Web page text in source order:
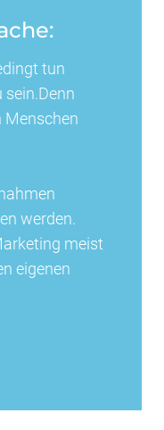
tun
sein.Denn
Menschen
werden.
meist
eigenen